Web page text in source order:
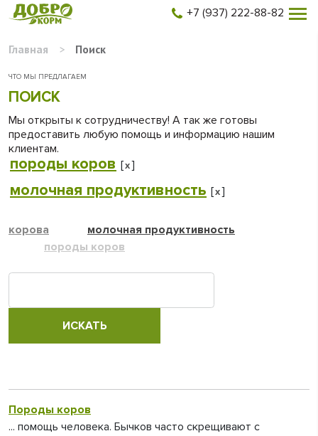
+7 (937) 222-88-82
Главная > Поиск
ЧТО МЫ ПРЕДЛАГАЕМ
ПОИСК
Мы открыты к сотрудничеству! А так же готовы
предоставить любую помощь и информацию нашим
клиентам.
породы коров [x]
молочная продуктивность [x]
корова
молочная продуктивность
породы коров
Породы коров
... помощь человека. Бычков часто скрещивают с